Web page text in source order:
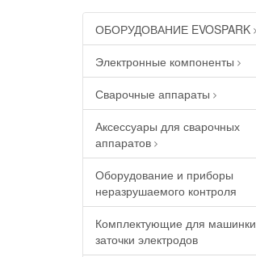
ОБОРУДОВАНИЕ EVOSPARK
Электронные компоненты
Сварочные аппараты
Аксессуары для сварочных
аппаратов
Оборудование и приборы
неразрушаемого контроля
Комплектующие для машинки
заточки электродов